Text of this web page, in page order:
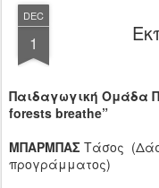
DEC
1
Παιδαγωγική Ομάδα
forests breathe”
ΜΠΑΡΜΠΑΣ Τάσος
προγράμματος)